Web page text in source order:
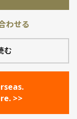
わせる
む
>>